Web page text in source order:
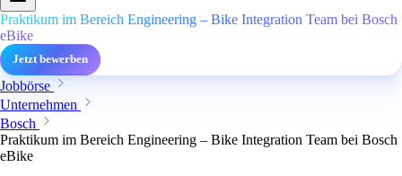
Praktikum im Bereich Engineering – Bike Integration Team bei Bosch
eBike
Jetzt bewerben
Jobbörse
Unternehmen
Bosch
Praktikum im Bereich Engineering – Bike Integration Team bei Bosch
eBike